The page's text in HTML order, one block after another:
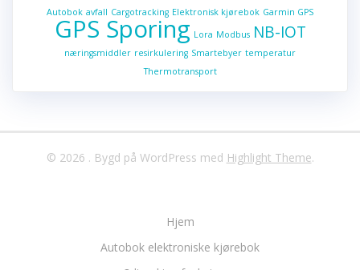
Autobok avfall Cargotracking Elektronisk kjørebok Garmin GPS
GPS Sporing Lora Modbus NB-IOT
næringsmiddler resirkulering Smartebyer temperatur
Thermotransport
© 2026 . Bygd på WordPress med Highlight Theme.
Hjem
Autobok elektroniske kjørebok